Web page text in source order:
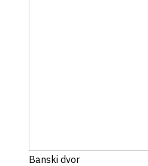
Banski dvor